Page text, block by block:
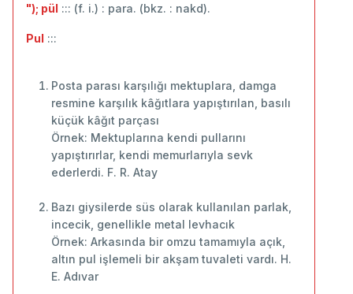
"); pül ::: (f. i.) : para. (bkz. : nakd).
Pul :::
Posta parası karşılığı mektuplara, damga
resmine karşılık kâğıtlara yapıştırılan, basılı
küçük kâğıt parçası
Örnek: Mektuplarına kendi pullarını
yapıştırırlar, kendi memurlarıyla sevk
ederlerdi. F. R. Atay
Bazı giysilerde süs olarak kullanılan parlak,
incecik, genellikle metal levhacık
Örnek: Arkasında bir omzu tamamıyla açık,
altın pul işlemeli bir akşam tuvaleti vardı. H.
E. Adıvar